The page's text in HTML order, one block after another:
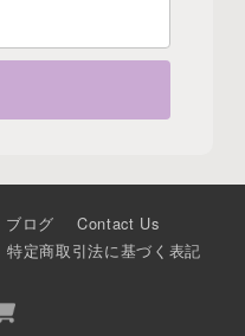
ブログ
Contact Us
特定商取引法に基づく表記